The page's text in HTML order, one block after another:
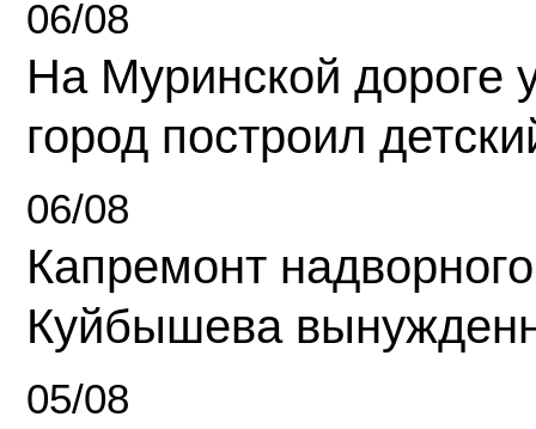
06/08
На Муринской дороге
город построил
06/08
Капремонт
Куйбышева
05/08